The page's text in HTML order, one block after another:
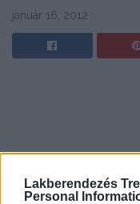
Lakberendezés
Personal
január 16, 2012